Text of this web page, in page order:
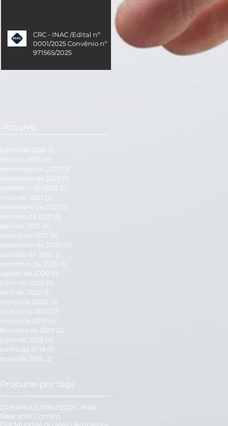
CRC - INAC /Edital nº
0001/2025 Convênio nº
971565/2025
Arquivo
junho de 2026 (1)
abril de 2025 (9)
novembro de 2023 (3)
dezembro de 2022 (2)
setembro de 2022 (2)
maio de 2022 (1)
novembro de 2021 (1)
outubro de 2021 (3)
abril de 2021 (4)
janeiro de 2021 (8)
dezembro de 2020 (4)
outubro de 2020 (1)
setembro de 2020 (1)
agosto de 2020 (1)
julho de 2020 (3)
abril de 2020 (1)
março de 2020 (3)
janeiro de 2020 (2)
março de 2019 (4)
fevereiro de 2019 (2)
julho de 2018 (4)
junho de 2018 (9)
maio de 2018 (3)
Procurar por tags
CPBAHIA2CPBR12CRC-INAC
Descarte Correto